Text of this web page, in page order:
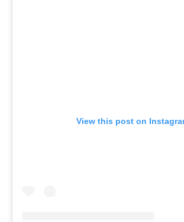
View this post on